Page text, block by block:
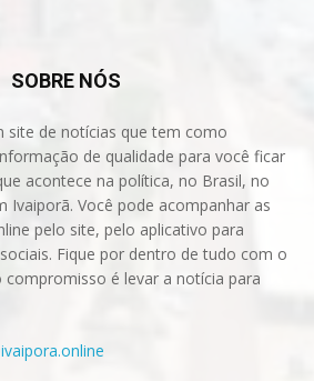
SOBRE NÓS
site de notícias que tem como
de qualidade para você ficar
acontece na política, no Brasil, no
Ivaiporã. Você pode acompanhar as
pelo site, pelo aplicativo para
Fique por dentro de tudo com o
compromisso é levar a notícia para